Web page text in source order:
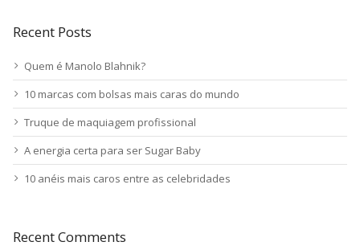
Recent Posts
Quem é Manolo Blahnik?
10 marcas com bolsas mais caras do mundo
Truque de maquiagem profissional
A energia certa para ser Sugar Baby
10 anéis mais caros entre as celebridades
Recent Comments